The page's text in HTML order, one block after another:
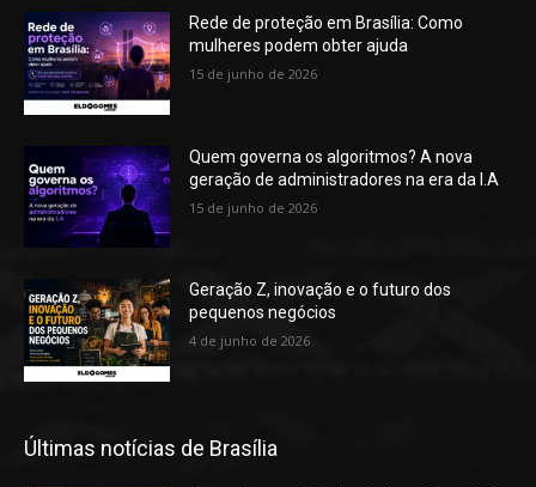
Rede de proteção em Brasília: Como
mulheres podem obter ajuda
15 de junho de 2026
Quem governa os algoritmos? A nova
geração de administradores na era da I.A
15 de junho de 2026
Geração Z, inovação e o futuro dos
pequenos negócios
4 de junho de 2026
Últimas notícias de Brasília